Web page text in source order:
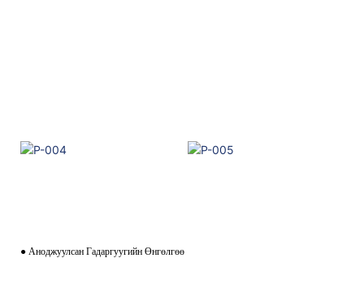
● Аноджуулсан Гадаргуугийн Өнгөлгөө